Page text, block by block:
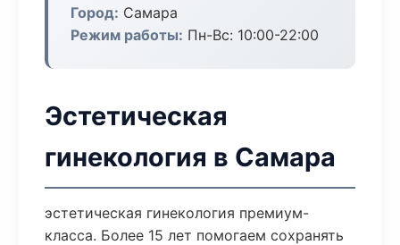
Город: Самара
Режим работы: Пн-Вс: 10:00-22:00
Эстетическая
гинекология в Самара
эстетическая гинекология премиум-
класса. Более 15 лет помогаем сохранять